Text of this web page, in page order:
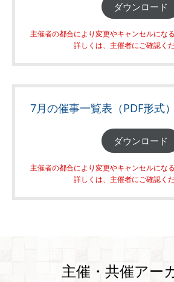
ダウンロード
主催者の都合により変更やキャンセルにな
詳しくは、主催者にご確認くだ
7月の催事一覧表（PDF形式
ダウンロード
主催者の都合により変更やキャンセルにな
詳しくは、主催者にご確認くだ
主催・共催アー